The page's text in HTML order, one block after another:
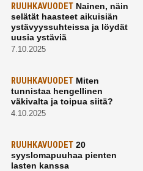
RUUHKAVUODETNainen, näin
selätät haasteet aikuisiän
ystävyyssuhteissa ja löydät
uusia ystäviä
7.10.2025
RUUHKAVUODETMiten
tunnistaa hengellinen
väkivalta ja toipua siitä?
4.10.2025
RUUHKAVUODET20
syyslomapuuhaa pienten
lasten kanssa